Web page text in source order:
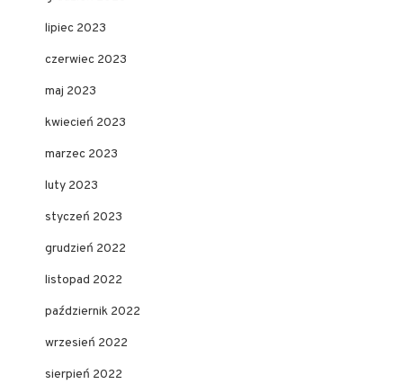
lipiec 2023
czerwiec 2023
maj 2023
kwiecień 2023
marzec 2023
luty 2023
styczeń 2023
grudzień 2022
listopad 2022
październik 2022
wrzesień 2022
sierpień 2022